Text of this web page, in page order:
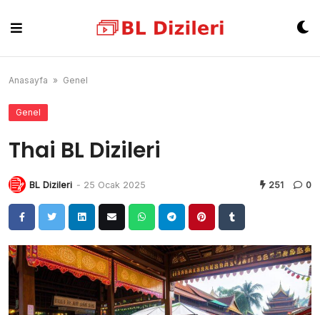
content
Anasayfa » Genel
Genel
Thai BL Dizileri
BL Dizileri - 25 Ocak 2025 251 0